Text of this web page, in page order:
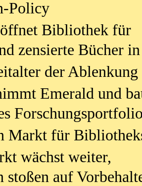
Policy
Bibliothek für
zensierte Bücher
der Ablenkung
Emerald und
Markt für
wächst weiter,
auf